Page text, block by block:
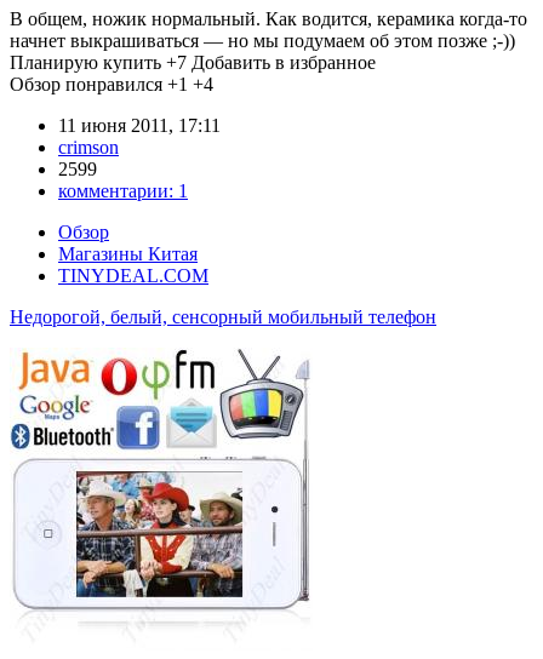
В общем, ножик нормальный. Как водится, керамика когда-то
начнет выкрашиваться — но мы подумаем об этом позже ;-))
Планирую купить +7 Добавить в избранное
Обзор понравился +1 +4
11 июня 2011, 17:11
crimson
2599
комментарии: 1
Обзор
Магазины Китая
TINYDEAL.COM
Недорогой, белый, сенсорный мобильный телефон